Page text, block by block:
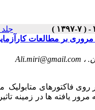
جلد ۶ شماره ۳ صفحات ۵۹۵-۵۸۴
بر مطالعات
، Ali.miri@gmail.com
فاکتورهای متابولیک
یافته ها در زمینه